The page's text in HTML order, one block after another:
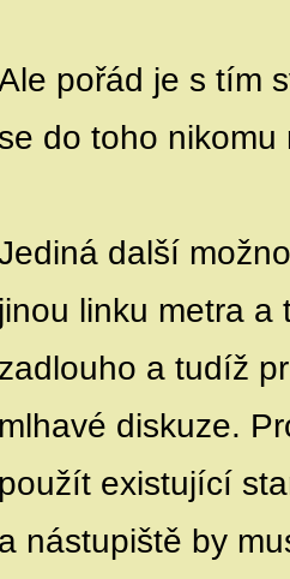
pořád je s tím
se do toho nikomu
další
jinou linku metra a
zadlouho a tudíž
mlhavé diskuze.
použít existující
a nástupiště by